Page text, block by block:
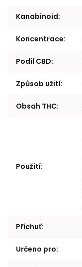
Kanabinoid:
Koncentrace:
Podíl CBD:
Způsob užití:
Obsah THC:
Použití:
Příchuť:
Určeno pro: